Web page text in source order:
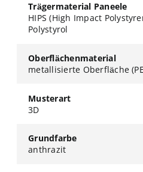
Trägermaterial Paneele
HIPS (High Impact
Polystyrol
Oberflächenmaterial
metallisierte Oberfläche
Musterart
3D
Grundfarbe
anthrazit